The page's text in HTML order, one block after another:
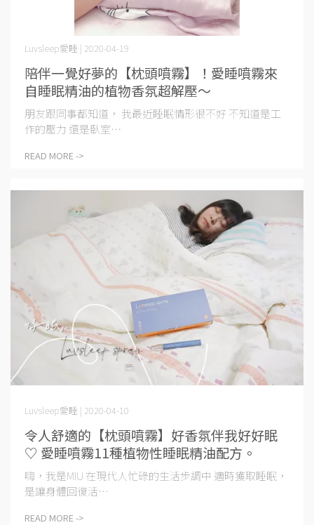
陪伴一覺好夢的【枕頭噴霧】！愛睡噴霧來
自睡眠精油的植物香氛超解壓～
Luvsleep愛睡 | 2020-04-19
朋友跟同事都知道， 我最近睡眠情形很不好 不知道是工
作的壓力 還是臥室⋯
READ MORE ->
令人舒適的【枕頭噴霧】好香氛伴我好好眠
♡ 愛睡噴霧11種植物性睡眠精油配方。
Luvsleep愛睡 | 2020-04-10
嗨，我是MIU 在現代人忙碌的生活步調中 適時獲取睡眠，
是讓身體回復活⋯
READ MORE ->